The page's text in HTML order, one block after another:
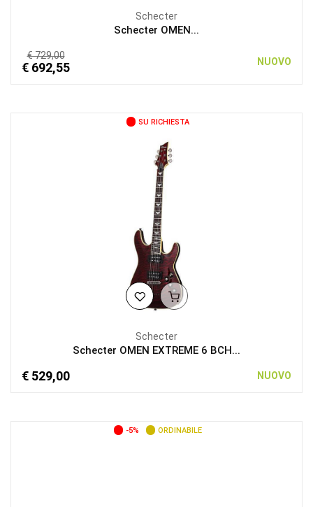
Schecter
Schecter OMEN...
€ 729,00
€ 692,55 NUOVO
SU RICHIESTA
Schecter
Schecter OMEN EXTREME 6 BCH...
€ 529,00 NUOVO
-5% ORDINABILE